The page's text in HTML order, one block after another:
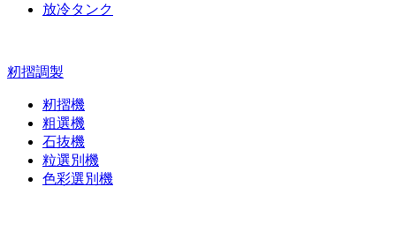
放冷タンク
籾摺調製
籾摺機
粗選機
石抜機
粒選別機
色彩選別機